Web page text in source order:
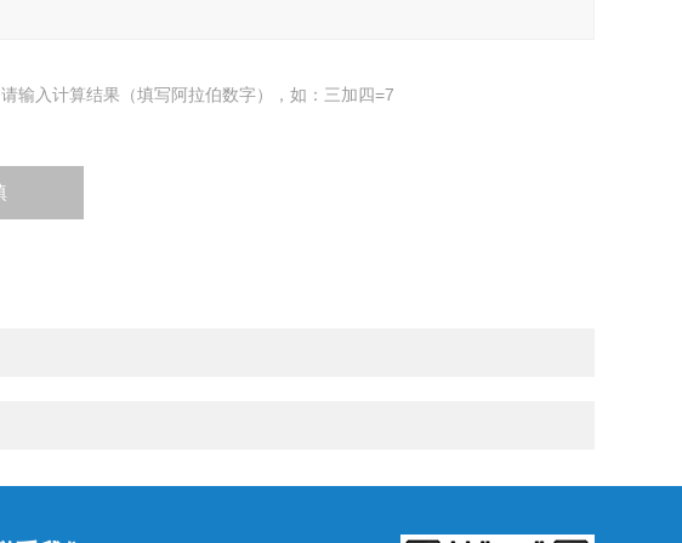
请输入计算结果（填写阿拉伯数字），如：三加四=7